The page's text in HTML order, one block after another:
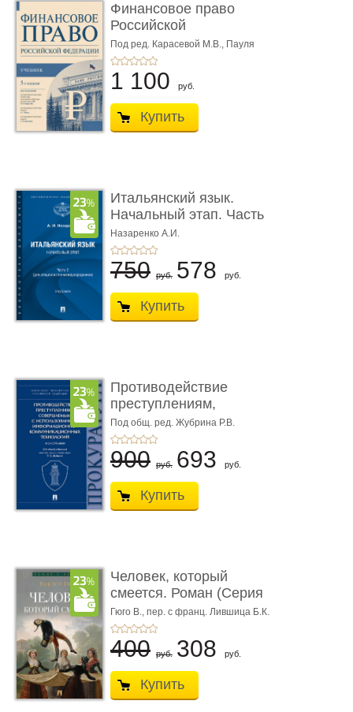
Финансовое право
Российской
Федерации. 5-е изд�
...
Под ред. Карасевой М.В., Пауля
А.Г., Красюкова А.В.
1 100 руб.
Купить
Итальянский язык.
Начальный этап. Часть
2. Учеб� ...
Назаренко А.И.
750 руб. 578 руб.
Купить
Противодействие
преступлениям,
совершаемым с ...
Под общ. ред. Жубрина Р.В.
900 руб. 693 руб.
Купить
Человек, который
смеется. Роман (Серия
«Роман с ...
Гюго В., пер. с франц. Лившица Б.К.
400 руб. 308 руб.
Купить